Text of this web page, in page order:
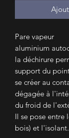
Pare vapeur
aluminium
la déchirure
support du
se créer au
dégagée à
du froid de
Il se pose entre
bois) et l'isolant.